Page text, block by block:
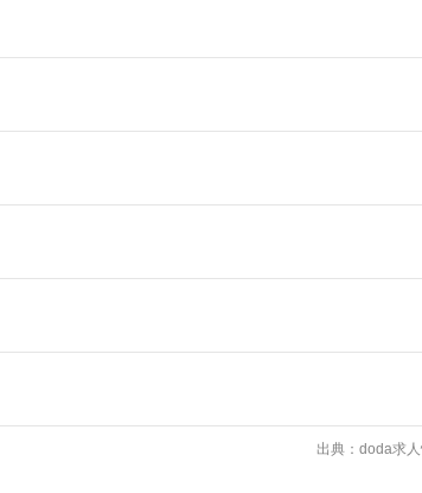
まえた5つの注力事業領域の強化。
を構築を進めている。
専門的なスキル・知識を持っている。また、必要な知
るように改善することができる。（生産性向上に向
いる。
出典：doda求